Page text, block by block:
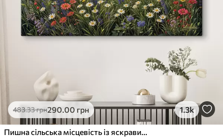
483.33грн290.00 грн 1.3k
Пишна сільська місцевість із яскравим лугом диких квітів, наповненим різнокольоровими квітами під хмарним небом